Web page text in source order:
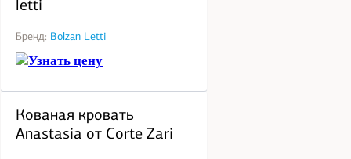
letti
Бренд: Bolzan Letti
Узнать цену
Кованая кровать
Anastasia от Corte Zari